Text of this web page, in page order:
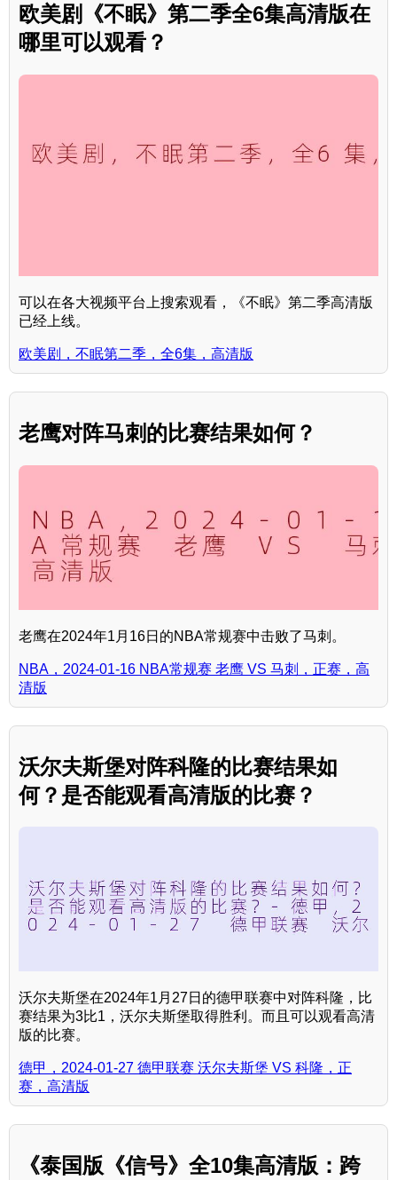
欧美剧《不眠》第二季全6集高清版在
哪里可以观看？
可以在各大视频平台上搜索观看，《不眠》第二季高清版
已经上线。
欧美剧，不眠第二季，全6集，高清版
老鹰对阵马刺的比赛结果如何？
老鹰在2024年1月16日的NBA常规赛中击败了马刺。
NBA，2024-01-16 NBA常规赛 老鹰 VS 马刺，正赛，高
清版
沃尔夫斯堡对阵科隆的比赛结果如
何？是否能观看高清版的比赛？
沃尔夫斯堡在2024年1月27日的德甲联赛中对阵科隆，比
赛结果为3比1，沃尔夫斯堡取得胜利。而且可以观看高清
版的比赛。
德甲，2024-01-27 德甲联赛 沃尔夫斯堡 VS 科隆，正
赛，高清版
《泰国版《信号》全10集高清版：跨